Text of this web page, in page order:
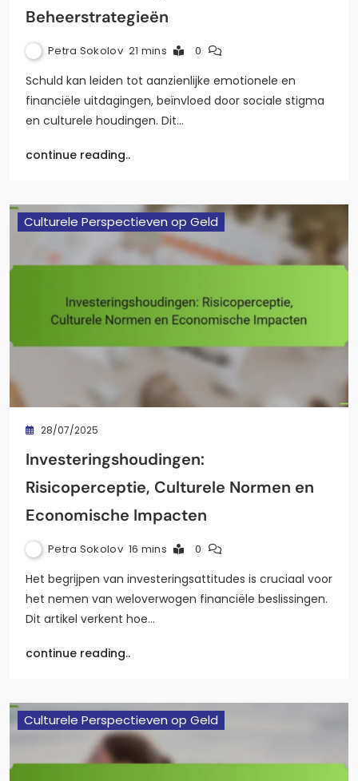
Beheerstrategieën
Petra Sokolov 21 mins 0
Schuld kan leiden tot aanzienlijke emotionele en
financiële uitdagingen, beïnvloed door sociale stigma
en culturele houdingen. Dit…
continue reading..
Culturele Perspectieven op Geld
28/07/2025
Investeringshoudingen:
Risicoperceptie, Culturele Normen en
Economische Impacten
Petra Sokolov 16 mins 0
Het begrijpen van investeringsattitudes is cruciaal voor
het nemen van weloverwogen financiële beslissingen.
Dit artikel verkent hoe…
continue reading..
Culturele Perspectieven op Geld